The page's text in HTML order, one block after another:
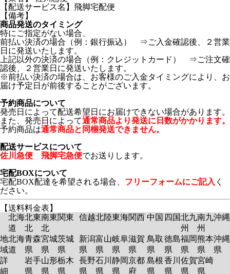
【配送サービス名】飛脚宅配便
【備考】
商品発送のタイミング
特にご指定がない場合、
前払い決済の場合（例：銀行振込） ⇒ご入金確認後、２営業
日に発送いたします。
上記以外の決済の場合（例：クレジットカード） ⇒ご注文確
認後、２営業日に発送いたします。
※前払い決済の場合は、お客様のご入金タイミングにより、お
届け予定日が前後することがございます。
予約商品について
発売日によって配送希望日にお届けできない場合があります。
また、発売日によって通常商品より発送に日数がかかります。
予約商品は通常商品と同梱発送できません。
配送サービスについて
佐川急便 飛脚宅急便でお送りします。
宅配BOXについて
宅配BOX配達を希望される場合、 フリーフォームにご記入 く
ださい。
【送料料金表】
北海
道
北東
北
南東
北
関東 信越北陸東海関西 中国 四国北九
州
南九
州
沖縄
地
域
詳
細
北海
道
青森
県
岩手
県
宮城
県
山形
県
茨城
県
栃木
県
新潟
県
長野
県
富山
県
石川
県
岐阜
県
静岡
県
滋賀
県
京都
府
鳥取
県
島根
県
徳島
県
香川
県
福岡
県
佐賀
県
熊本
県
宮崎
県
沖縄
県